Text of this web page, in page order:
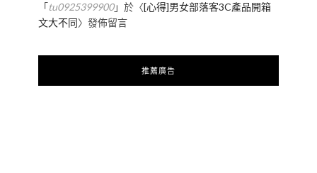
「tu0925399900」於〈[心得]男女部落客3C產品開箱
文大不同〉發佈留言
推薦廣告